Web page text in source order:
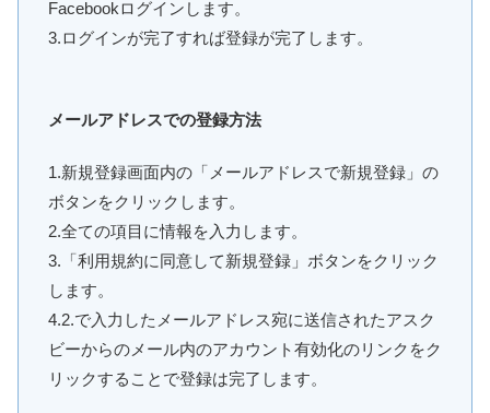
Facebookログインします。
3.ログインが完了すれば登録が完了します。
メールアドレスでの登録方法
1.新規登録画面内の「メールアドレスで新規登録」の
ボタンをクリックします。
2.全ての項目に情報を入力します。
3.「利用規約に同意して新規登録」ボタンをクリック
します。
4.2.で入力したメールアドレス宛に送信されたアスク
ビーからのメール内のアカウント有効化のリンクをク
リックすることで登録は完了します。